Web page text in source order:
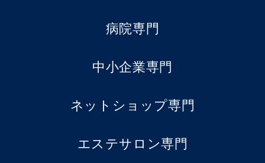
病院専門
中小企業専門
ネットショップ専門
エステサロン専門